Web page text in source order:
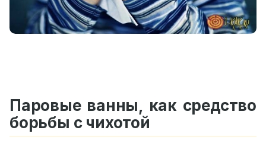
Паровые ванны, как средство
борьбы с чихотой